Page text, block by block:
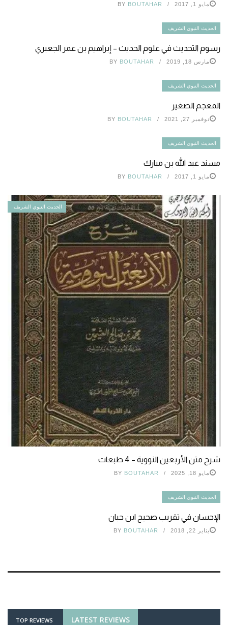
مايو 1, 2017 BY BOUTAHAR
الحديث النبوي الشريف
رسوم التحديث في علوم الحديث – إبراهيم بن عمر الجعبري
مارس 18, 2019 BY BOUTAHAR
الحديث النبوي الشريف
المعجم الصغير
نوفمبر 27, 2021 BY BOUTAHAR
الحديث النبوي الشريف
مسند عبد الله بن مبارك
مايو 1, 2017 BY BOUTAHAR
الحديث النبوي الشريف
شرح متن الأربعين النووية – 4 طبعات
مايو 18, 2025 BY BOUTAHAR
الحديث النبوي الشريف
الإحسان في تقريب صحيح ابن حبان
يناير 22, 2018 BY BOUTAHAR
LATEST REVIEWS
TOP REVIEWS